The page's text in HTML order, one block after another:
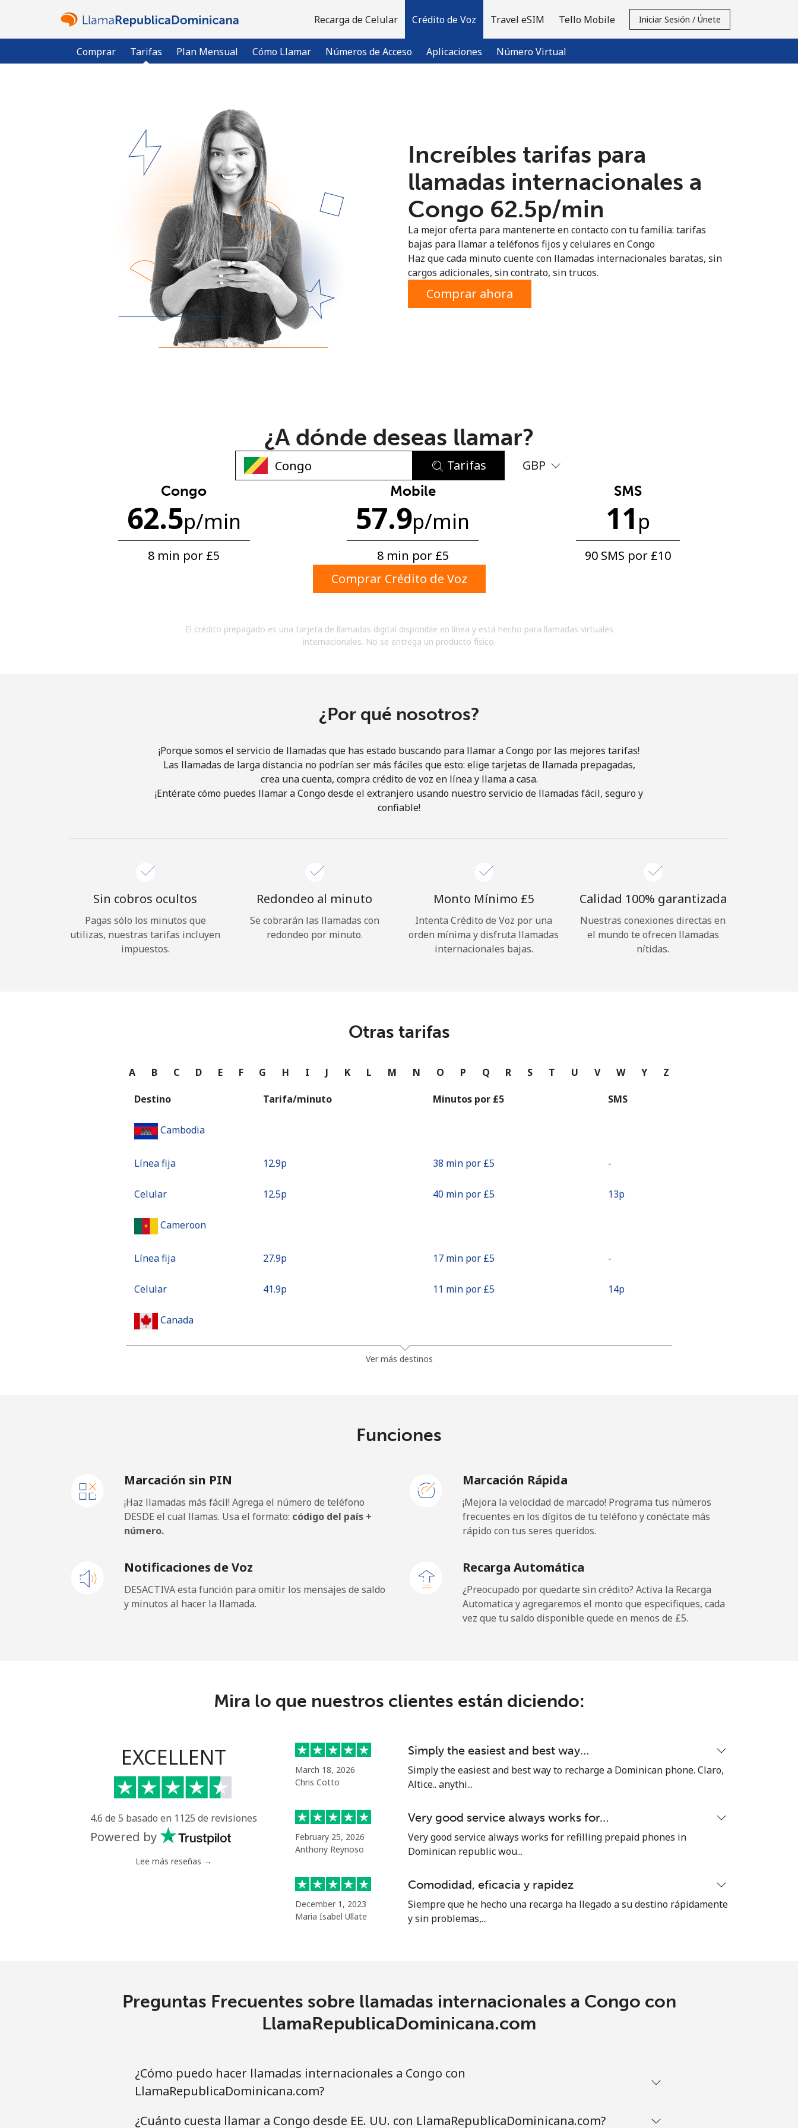
Recarga de Celular Crédito de Voz
Comprar Tarifas Plan Mensual Cómo Llamar Números de Acceso Aplicaciones Número Virtual
Travel eSIM Tello Mobile Iniciar Sesión / Únete
¿Ya tienes una cuenta? Inicia sesión →
Regístrate con
No se ha creado una contraseña
Mínimo 8 caracteres
Una letra mayúscula y una minúscula
Un caracter especial
acuerdo con estos
Términos y condiciones.
Únete
¡Hola!
Iniciar Sesión
Increíbles tarifas para
llamadas internacionales a
Congo ⁦62.5p⁩/min
La mejor oferta para mantenerte en contacto con tu familia: tarifas
bajas para llamar a teléfonos fijos y celulares en Congo
Haz que cada minuto cuente con llamadas internacionales baratas, sin
cargos adicionales, sin contrato, sin trucos.
Comprar ahora
¿A dónde deseas llamar?
Tarifas GBP
Congo
62.5p/min
8 min por ⁦£5⁩
Mobile
57.9p/min
8 min por ⁦£5⁩
SMS
11p
90 SMS por ⁦£10⁩
Comprar Crédito de Voz
El crédito prepagado es una tarjeta de llamadas digital disponible en línea y está hecho para llamadas virtuales
internacionales. No se entrega un producto físico.
¿Por qué nosotros?
¡Porque somos el servicio de llamadas que has estado buscando para llamar a Congo por las mejores tarifas!
Las llamadas de larga distancia no podrían ser más fáciles que esto: elige tarjetas de llamada prepagadas,
crea una cuenta, compra crédito de voz en línea y llama a casa.
¡Entérate cómo puedes llamar a Congo desde el extranjero usando nuestro servicio de llamadas fácil, seguro y
confiable!
Sin cobros ocultos
Pagas sólo los minutos que
utilizas, nuestras tarifas incluyen
impuestos.
Redondeo al minuto
Se cobrarán las llamadas con
redondeo por minuto.
Monto Mínimo ⁦£5⁩
Intenta Crédito de Voz por una
orden mínima y disfruta llamadas
internacionales bajas.
Calidad 100% garantizada
Nuestras conexiones directas en
el mundo te ofrecen llamadas
nítidas.
Otras tarifas
A B C D E F G H I J K L M N O P Q R S T U V W Y Z
Destino Tarifa/minuto Minutos por ⁦£5⁩ SMS
Cambodia
Línea fija ⁦12.9p⁩ 38 min por ⁦£5⁩ -
Celular ⁦12.5p⁩ 40 min por ⁦£5⁩ ⁦13p⁩
Cameroon
Línea fija ⁦27.9p⁩ 17 min por ⁦£5⁩ -
Celular ⁦41.9p⁩ 11 min por ⁦£5⁩ ⁦14p⁩
Canada
Caribbean Netherlands
Línea fija ⁦18.9p⁩ 26 min por ⁦£5⁩ -
Cayman Islands
Línea fija 30 min por ⁦£5⁩ -
⁦67.9p⁩ 7 min por ⁦£5⁩
Chad
Línea fija
9 min por ⁦£5⁩
Chile
142 min por ⁦£5⁩
333 min por ⁦£5⁩
⁦4.5p⁩ 111 min por ⁦£5⁩
Christmas Island
All country 208 min por ⁦£5⁩
Ver más destinos
Funciones
Marcación sin PIN
¡Haz llamadas más fácil! Agrega el número de teléfono
DESDE el cual llamas. Usa el formato: código del país +
número.
Marcación Rápida
¡Mejora la velocidad de marcado! Programa tus números
frecuentes en los dígitos de tu teléfono y conéctate más
rápido con tus seres queridos.
Notificaciones de Voz
DESACTIVA esta función para omitir los mensajes de saldo
y minutos al hacer la llamada.
Recarga Automática
¿Preocupado por quedarte sin crédito? Activa la Recarga
Automatica y agregaremos el monto que especifiques, cada
vez que tu saldo disponible quede en menos de ⁦£5⁩.
Mira lo que nuestros clientes están diciendo:
EXCELLENT
4.6 de 5 basado en 1125 de revisiones
Powered by
Lee más reseñas →
March 18, 2026
Chris Cotto
Simply the easiest and best way…
Simply the easiest and best way to recharge a Dominican phone. Claro,
Altice.. anythi...
February 25, 2026
Anthony Reynoso
Very good service always works for…
Very good service always works for refilling prepaid phones in
Dominican republic wou...
December 1, 2023
Maria Isabel Ullate
Comodidad, eficacia y rapidez
Siempre que he hecho una recarga ha llegado a su destino rápidamente
y sin problemas,...
Preguntas Frecuentes sobre llamadas internacionales a Congo con
LlamaRepublicaDominicana.com
¿Cómo puedo hacer llamadas internacionales a Congo con
LlamaRepublicaDominicana.com?
¿Cuánto cuesta llamar a Congo desde EE. UU. con LlamaRepublicaDominicana.com?